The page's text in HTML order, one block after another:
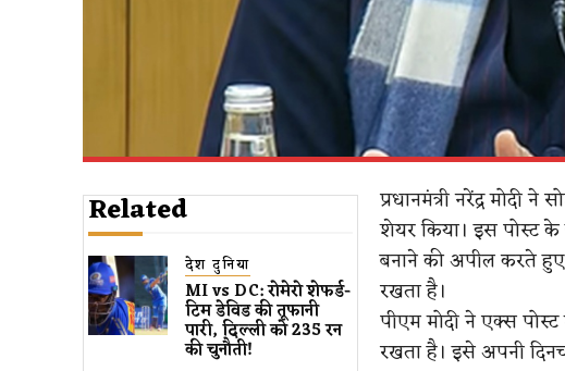
Related
देश दुनिया
MI vs DC: रोमेरो शेफर्ड-
टिम डेविड की तूफानी
पारी, दिल्ली को 235 रन
की चुनौती!
प्रधानमंत्री नरेंद्र मोदी
शेयर किया। इस पोस्ट के
बनाने की अपील करते
रखता है।
पीएम मोदी ने एक्स
रखता है। इसे अपनी